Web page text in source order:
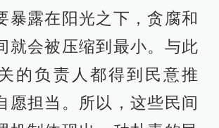
暴露在阳光之下，贪腐和
就会被压缩到最小。与此
的负责人都得到民意推
愿担当。所以，这些民间